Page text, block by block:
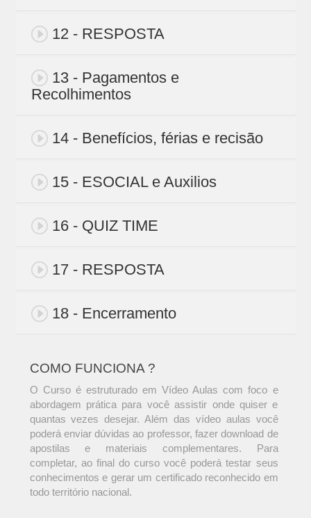
12 - RESPOSTA
13 - Pagamentos e
Recolhimentos
14 - Benefícios, férias e recisão
15 - ESOCIAL e Auxilios
16 - QUIZ TIME
17 - RESPOSTA
18 - Encerramento
COMO FUNCIONA ?
O Curso é estruturado em Vídeo Aulas com foco e
abordagem prática para você assistir onde quiser e
quantas vezes desejar. Além das vídeo aulas você
poderá enviar dúvidas ao professor, fazer download de
apostilas e materiais complementares. Para
completar, ao final do curso você poderá testar seus
conhecimentos e gerar um certificado reconhecido em
todo território nacional.